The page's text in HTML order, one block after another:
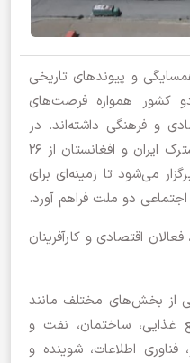
و پیوندهای تاریخی
کشور همواره فرصت‌های
و فرهنگی داشته‌اند. در
همین راستا امسال، نمایشگاه مشترک ایران و افغانستان از ۲۶
برگزار می‌شود تا زمینه‌ای برای
دو ملت فراهم آورد.
اقتصادی و کارآفرینان
از بخش‌های مختلف مانند
غذایی، ساختمان، نفت و
فناوری اطلاعات، شوینده و